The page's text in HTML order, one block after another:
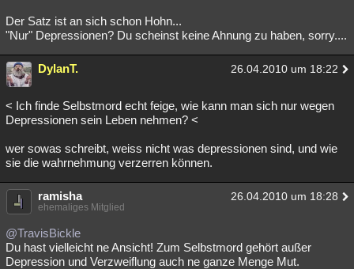
weitere Rubriken
Philosophie Träume Orte Esoterik Literatur
Astronomie Gaming Filme
Musik Clash Verbesserungen Allmystery English
Übersichten
Besucht Teilgenommen Alle Neue Geschlossen
Lesenswert Schlüsselwörter
Der Satz ist an sich schon Hohn...
"Nur" Depressionen? Du scheinst keine Ahnung zu haben, sorry....
DylanT. 26.04.2010 um 18:22
< Ich finde Selbstmord echt feige, wie kann man sich nur wegen
Depressionen sein Leben nehmen? <
wer sowas schreibt, weiss nicht was depressionen sind, und wie
sie die wahrnehmung verzerren können.
ramisha 26.04.2010 um 18:28
ehemaliges Mitglied
@TravisBickle
Du hast vielleicht ne Ansicht! Zum Selbstmord gehört außer
Depression und Verzweiflung auch ne ganze Menge Mut.